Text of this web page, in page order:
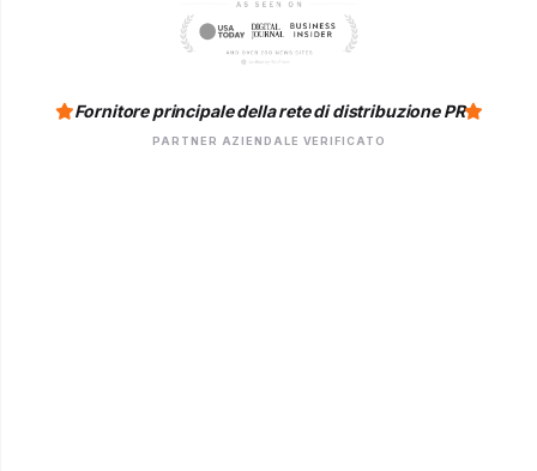
Fornitore principale della rete di distribuzione PR
PARTNER AZIENDALE VERIFICATO